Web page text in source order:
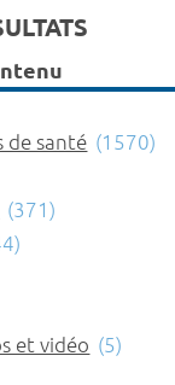
de santé (1570)
(371)
et vidéo (5)